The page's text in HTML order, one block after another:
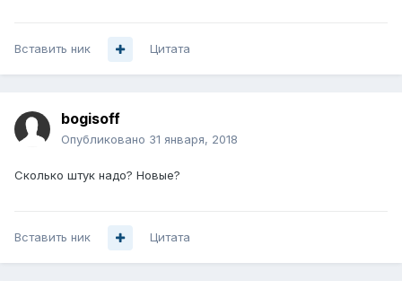
Вставить ник Цитата
bogisoff
Опубликовано 31 января, 2018
Сколько штук надо? Новые?
Вставить ник Цитата